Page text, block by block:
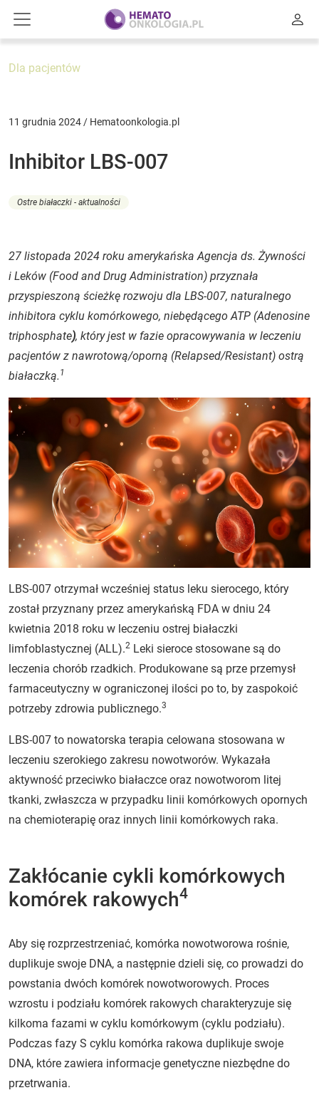
Dla pacjentów
11 grudnia 2024 / Hematoonkologia.pl
Inhibitor LBS-007
Ostre białaczki - aktualności
27 listopada 2024 roku amerykańska Agencja ds. Żywności
i Leków (Food and Drug Administration) przyznała
przyspieszoną ścieżkę rozwoju dla LBS-007, naturalnego
inhibitora cyklu komórkowego, niebędącego ATP (Adenosine
triphosphate), który jest w fazie opracowywania w leczeniu
pacjentów z nawrotową/oporną (Relapsed/Resistant) ostrą
białaczką. 1
LBS-007 otrzymał wcześniej status leku sierocego, który
został przyznany przez amerykańską FDA w dniu 24
kwietnia 2018 roku w leczeniu ostrej białaczki
limfoblastycznej (ALL).2 Leki sieroce stosowane są do
leczenia chorób rzadkich. Produkowane są prze przemysł
farmaceutyczny w ograniczonej ilości po to, by zaspokoić
potrzeby zdrowia publicznego.3
LBS-007 to nowatorska terapia celowana stosowana w
leczeniu szerokiego zakresu nowotworów. Wykazała
aktywność przeciwko białaczce oraz nowotworom litej
tkanki, zwłaszcza w przypadku linii komórkowych opornych
na chemioterapię oraz innych linii komórkowych raka.
Zakłócanie cykli komórkowych
komórek rakowych4
Aby się rozprzestrzeniać, komórka nowotworowa rośnie,
duplikuje swoje DNA, a następnie dzieli się, co prowadzi do
powstania dwóch komórek nowotworowych. Proces
wzrostu i podziału komórek rakowych charakteryzuje się
kilkoma fazami w cyklu komórkowym (cyklu podziału).
Podczas fazy S cyklu komórka rakowa duplikuje swoje
DNA, które zawiera informacje genetyczne niezbędne do
przetrwania.